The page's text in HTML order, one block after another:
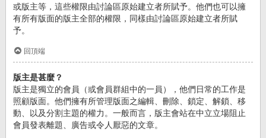
或版主等，這些權限由討論區原始建立者所賦予。他們也可以擁
有所有版面的版主全部的權限，同樣由討論區原始建立者所賦
予。
回頂端
版主是甚麼？
版主是獨立的會員（或會員群組中的一員），他們日常的工作是
照顧版面。他們擁有所管理版面之編輯、刪除、鎖定、解鎖、移
動、以及分割主題的權力。一般而言，版主會站在中立立場阻止
會員發表離題、廣告或令人厭惡的文章。